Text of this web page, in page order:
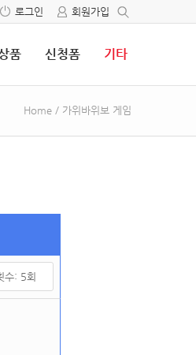
로그인 회원가입
품 신청폼 기타
Home / 가위바위보 게임
수: 5회